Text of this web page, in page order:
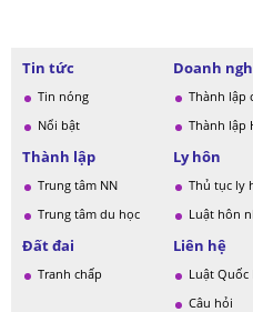
Tin tức
Tin nóng
Nổi bật
Doanh
Thành lập
Thành lập
Thành lập
Trung tâm NN
Trung tâm du học
Ly hôn
Thủ tục ly
Luật hôn
Đất đai
Tranh chấp
Liên hệ
Luật Quốc
Câu hỏi